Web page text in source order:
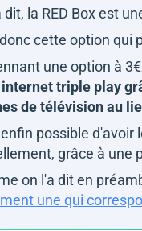
dit, la RED Box est
cette option qui
une option à
triple play
de télévision au
possible
grâce à une
on l'a dit en
une qui